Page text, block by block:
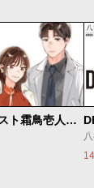
SとX セラピスト霜鳥壱人の診察室